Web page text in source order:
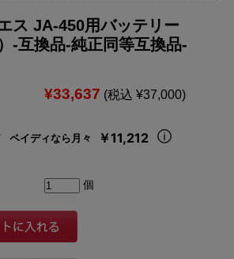
ス JA-450用バッテリー
-互換品-純正同等互換品-
¥33,637 (税込 ¥37,000)
ペイディなら月々 ￥11,212
個